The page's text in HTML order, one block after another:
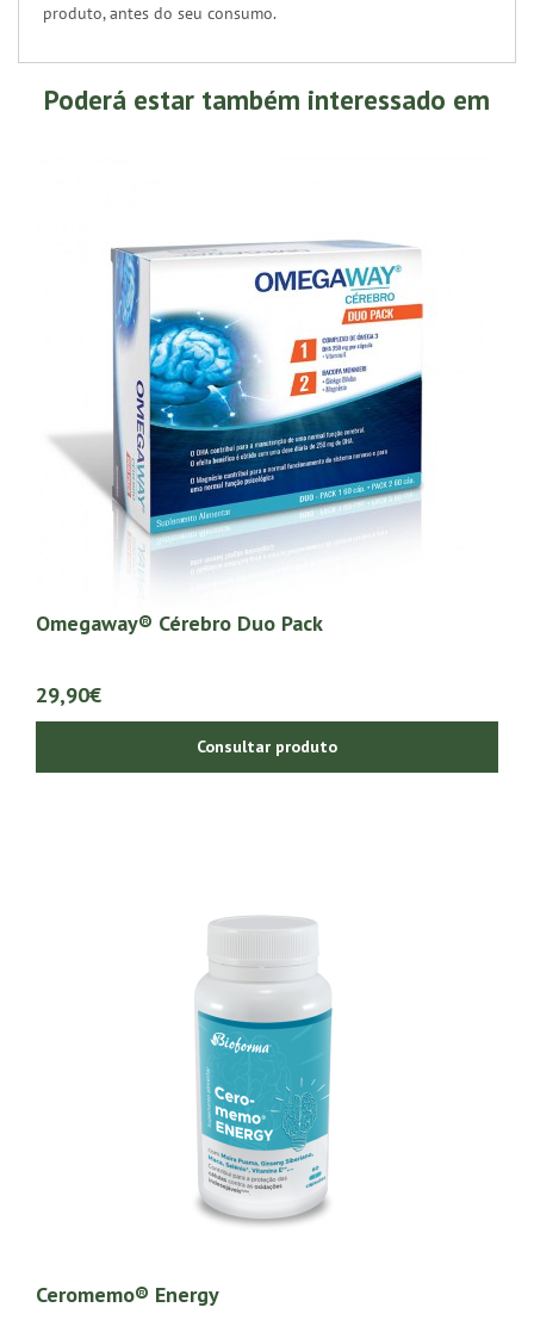
produto, antes do seu consumo.
Poderá estar também interessado em
Omegaway® Cérebro Duo Pack
29,90€
Consultar produto
Ceromemo® Energy